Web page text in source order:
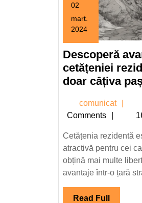
02
mart.
2024
2024
Descoperă
cetățeniei
doar câțiva
comunicat
Comments
Cetățenia rezidentă
atractivă pentru cei
obțină mai multe
avantaje într-o țară
Read Full Read